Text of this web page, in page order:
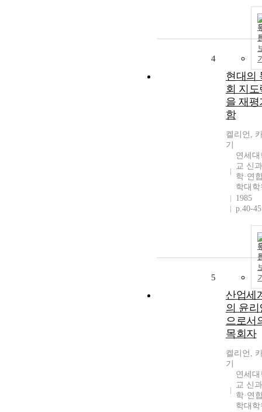
4
현대의
회 지도
을 재평
함
켈리언,
기
연세대
교 신
학·연
학대학
1985
p.40-45
5
산업세
의 윤리
으로서
목회자
켈리언,
기
연세대
교 신
학·연
학대학